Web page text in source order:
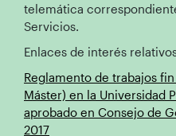
telemática
Servicios.
Enlaces de interés relativos
Reglamento de trabajos
Máster) en la Universidad
aprobado en Consejo de
2017